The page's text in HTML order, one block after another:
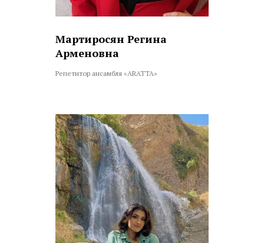
Мартиросян Регина
Арменовна
Репетитор ансамбля «ARATTA»